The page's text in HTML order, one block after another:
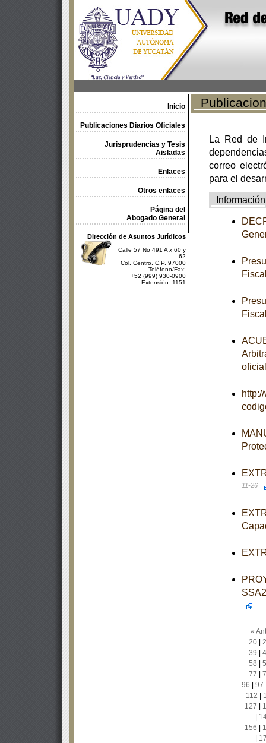
Inicio
Publicaciones Diarios Oficiales
Jurisprudencias y Tesis
Aisladas
Enlaces
Otros enlaces
Página del
Abogado General
Dirección de Asuntos Jurídicos
Calle 57 No 491 A x 60 y
62
Col. Centro, C.P. 97000
Teléfono/Fax:
+52 (999) 930-0900
Extensión: 1151
La Red de
correo
para el
Información
11-26
«
20|
39
58
77
96
97
112
127
156